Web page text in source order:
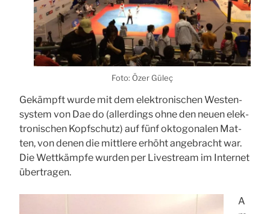
Foto: Özer Güleç
Gekämpft wur­de mit dem elek­tro­ni­schen Wes­ten­
sys­tem von Dae do (aller­dings ohne den neu­en elek­
tro­ni­schen Kopf­schutz) auf fünf okto­go­na­len Mat­
ten, von denen die mitt­le­re erhöht ange­bracht war.
Die Wett­kämp­fe wur­den per Live­stream im Inter­net
über­tra­gen.
A